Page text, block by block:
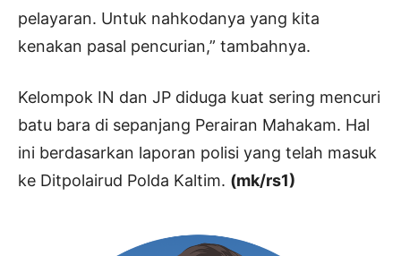
pelayaran. Untuk nahkodanya yang kita
kenakan pasal pencurian,” tambahnya.
Kelompok IN dan JP diduga kuat sering mencuri
batu bara di sepanjang Perairan Mahakam. Hal
ini berdasarkan laporan polisi yang telah masuk
ke Ditpolairud Polda Kaltim. (mk/rs1)